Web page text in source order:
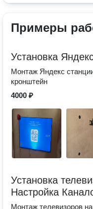
Примеры
Установка
Монтаж Яндекс
кронштейн
4000 ₽
Установка
Настройка
Монтaж телевизоров